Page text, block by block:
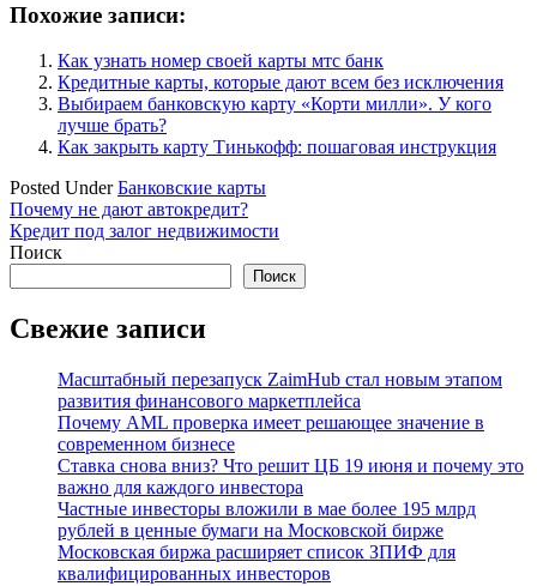
Похожие записи:
Как узнать номер своей карты мтс банк
Кредитные карты, которые дают всем без исключения
Выбираем банковскую карту «Корти милли». У кого
лучше брать?
Как закрыть карту Тинькофф: пошаговая инструкция
Posted UnderБанковские карты
Навигация
по
Почему не дают автокредит?
Кредит под залог недвижимости
Поиск
Поиск
Свежие записи
Масштабный перезапуск ZaimHub стал новым этапом
развития финансового маркетплейса
Почему AML проверка имеет решающее значение в
современном бизнесе
Ставка снова вниз? Что решит ЦБ 19 июня и почему это
важно для каждого инвестора
Частные инвесторы вложили в мае более 195 млрд
рублей в ценные бумаги на Московской бирже
Московская биржа расширяет список ЗПИФ для
квалифицированных инвесторов